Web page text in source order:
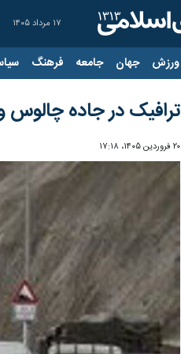
۱۷ مرداد ۱۴۰۵
ورزش جهان جامعه فرهنگ
ترافیک در جاده
۲۰ فروردین ۱۴۰۵، ۱۷:۱۸